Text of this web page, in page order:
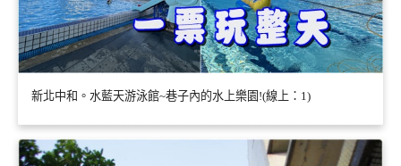
新北中和。水藍天游泳館~巷子內的水上樂園!(線上：1)